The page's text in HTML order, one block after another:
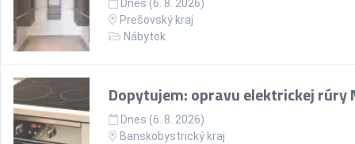
Dnes (6. 8. 2026)
Prešovský kraj
Nábytok
Dopytujem: opravu elektrickej rúry
Dnes (6. 8. 2026)
Banskobystrický kraj